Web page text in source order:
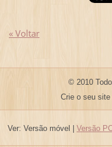
« Voltar
© 2010
Crie o seu site
Ver: Versão móvel | Versão